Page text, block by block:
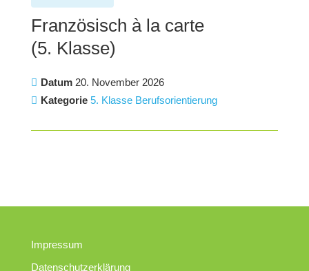
Französisch à la carte
(5. Klasse)
Datum 20. November 2026
Kategorie 5. Klasse Berufsorientierung
Impressum
Datenschutzerklärung